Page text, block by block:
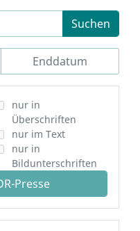
Suchen
nur in
Überschriften
nur im Text
nur in
Bildunterschriften
Presse